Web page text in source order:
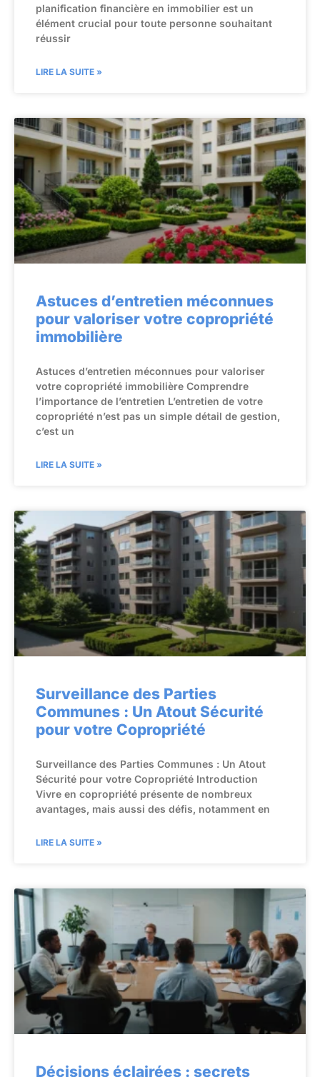
planification financière en immobilier est un
élément crucial pour toute personne souhaitant
réussir
LIRE LA SUITE »
Astuces d’entretien méconnues
pour valoriser votre copropriété
immobilière
Astuces d’entretien méconnues pour valoriser
votre copropriété immobilière Comprendre
l’importance de l’entretien L’entretien de votre
copropriété n’est pas un simple détail de gestion,
c’est un
LIRE LA SUITE »
Surveillance des Parties
Communes : Un Atout Sécurité
pour votre Copropriété
Surveillance des Parties Communes : Un Atout
Sécurité pour votre Copropriété Introduction
Vivre en copropriété présente de nombreux
avantages, mais aussi des défis, notamment en
LIRE LA SUITE »
Décisions éclairées : secrets